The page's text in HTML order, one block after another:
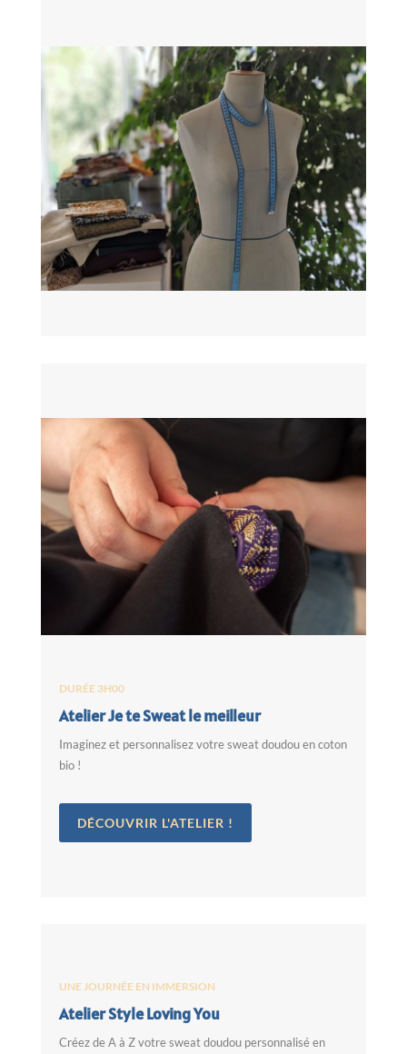
DURÉE 3H00
Atelier Je te Sweat le meilleur
Imaginez et personnalisez votre sweat doudou en coton
bio !
DÉCOUVRIR L'ATELIER !
UNE JOURNÉE EN IMMERSION
Atelier Style Loving You
Créez de A à Z votre sweat doudou personnalisé en